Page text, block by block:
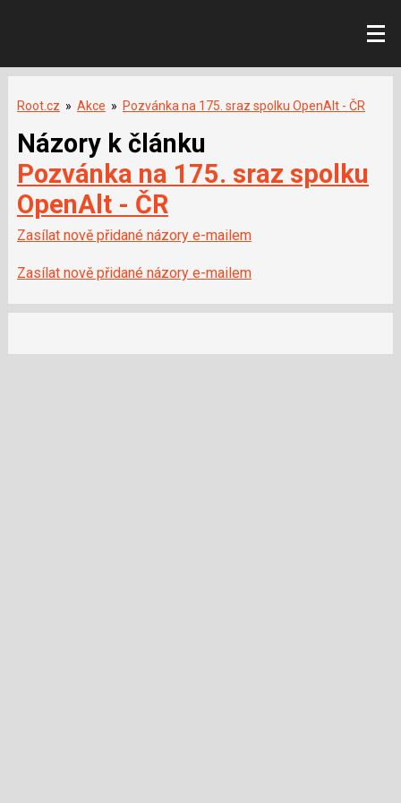
Root.cz » Akce » Pozvánka na 175. sraz spolku OpenAlt - ČR
Názory k článku
Pozvánka na 175. sraz spolku
OpenAlt - ČR
Zasílat nově přidané názory e-mailem
Zasílat nově přidané názory e-mailem